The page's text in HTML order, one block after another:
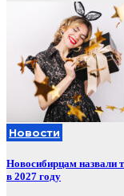
Новости
Новосибирцам назвали
в 2027 году